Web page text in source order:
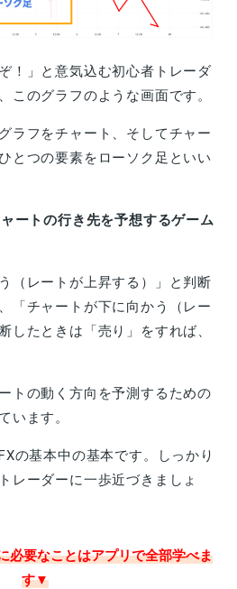
！」と意気込む初心者トレーダ
このグラフのような画面です。
ラフをチャート、そしてチャー
とつの要素をローソク足といい
ートの行き先を予想するゲーム
（レートが上昇する）」と判断
「チャートが下に向かう（レー
したときは「売り」をすれば、
トの動く方向を予測するための
います。
の基本中の基本です。しっかり
レーダーに一歩近づきましょ
必要なことはアプリで全部学べま
す▼